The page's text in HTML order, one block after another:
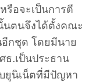
รือจะเป็นการตี
นตนจึงได้ตั้งคณะ
อีกชุด โดยมีนาย
ธ.เป็นประธาน
ยูนิเน็ตที่มีปัญหา